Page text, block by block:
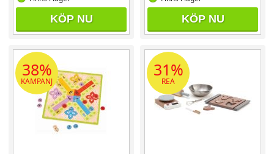
KÖP NU KÖP NU
38%
KAMPANJ
31%
REA